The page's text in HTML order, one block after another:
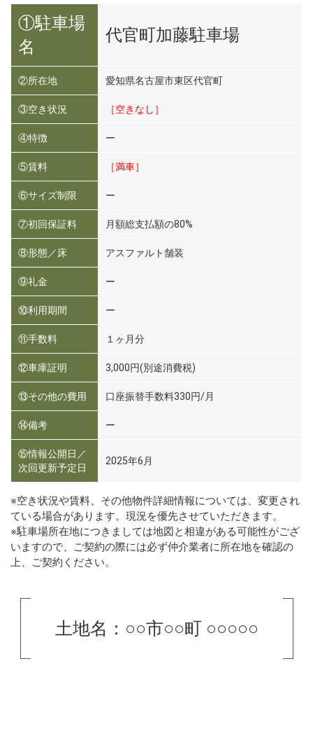
①駐車場
名
代官町加藤駐車場
②所在地 愛知県名古屋市東区代官町
③空き状況 ［空きなし］
④特徴 ー
⑤賃料 ［満車］
⑥サイズ制限 ー
⑦初回保証料 月額総支払額の80%
⑧形態／床 アスファルト舗装
⑨礼金 ー
⑩利用期間 ー
⑪手数料 １ヶ月分
⑫車庫証明 3,000円(別途消費税)
⑬その他の費用 口座振替手数料330円/月
⑭備考 ー
⑮情報公開日／
次回更新予定日
2025年6月
※空き状況や賃料、その他物件詳細情報については、変更され
ている場合があります。現況を優先させていただきます。
※駐車場所在地につきましては地図と相違がある可能性がござ
いますので、ご契約の際には必ず仲介業者に所在地を確認の
上、ご契約ください。
土地名：○○市○○町 ○○○○○